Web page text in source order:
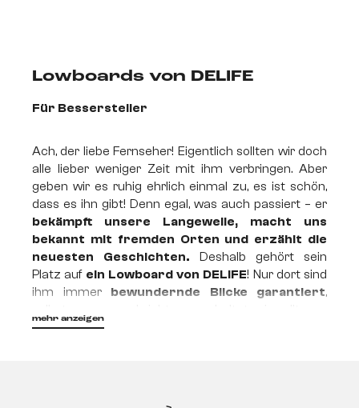
Lowboards von DELIFE
Für Bessersteller
Ach, der liebe Fernseher! Eigentlich sollten wir doch
alle lieber weniger Zeit mit ihm verbringen. Aber
geben wir es ruhig ehrlich einmal zu, es ist schön,
dass es ihn gibt! Denn egal, was auch passiert – er
bekämpft unsere Langeweile, macht uns
bekannt mit fremden Orten und erzählt die
neuesten Geschichten. Deshalb gehört sein
Platz auf ein Lowboard von DELIFE! Nur dort sind
ihm immer bewundernde Blicke garantiert,
Wahrscheinlich kennst du ihn aus dem
mehr anzeigen